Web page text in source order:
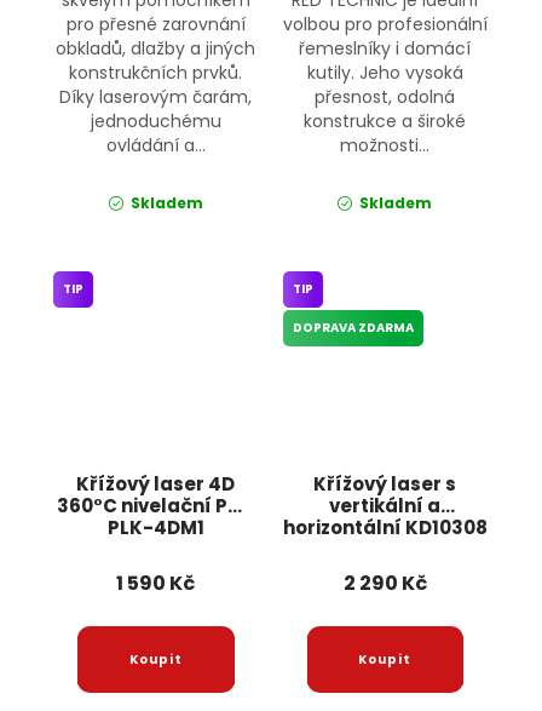
pro přesné zarovnání
obkladů, dlažby a jiných
konstrukčních prvků.
Díky laserovým čarám,
jednoduchému
ovládání a...
Skladem
volbou pro profesionální
řemeslníky i domácí
kutily. Jeho vysoká
přesnost, odolná
konstrukce a široké
možnosti...
Skladem
Křížový laser 4D
360°C nivelační PM-
PLK-4DM1
TIP
1 590 Kč
Křížový laser s
vertikální a
horizontální KD10308
TIP
DOPRAVA ZDARMA
2 290 Kč